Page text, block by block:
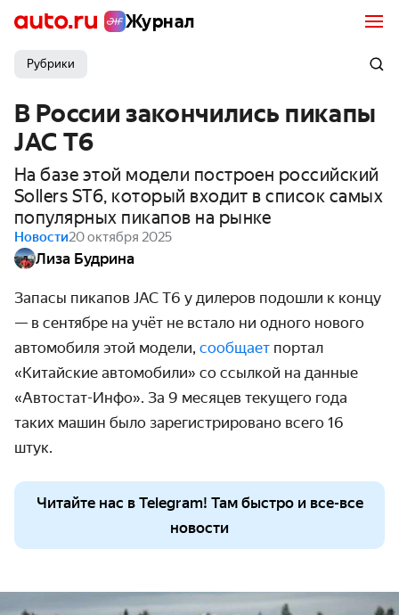
Журнал
Рубрики
В России закончились пикапы
JAC T6
На базе этой модели построен российский
Sollers ST6, который входит в список самых
популярных пикапов на рынке
Новости20 октября 2025
Лиза Будрина
Запасы пикапов JAC T6 у дилеров подошли к концу
— в сентябре на учёт не встало ни одного нового
автомобиля этой модели, сообщает портал
«Китайские автомобили» со ссылкой на данные
«Автостат-Инфо». За 9 месяцев текущего года
таких машин было зарегистрировано всего 16
штук.
Читайте нас в Telegram! Там быстро и все-все
новости